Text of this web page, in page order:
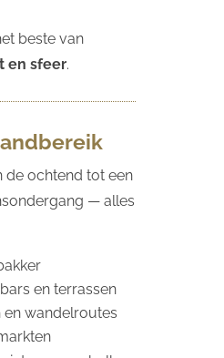
beste van
en sfeer.
de ochtend tot een
— alles
en terrassen
en wandelroutes